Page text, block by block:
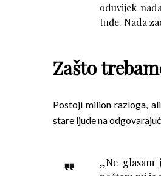
oduvijek
tuđe. Nada
Zašto
Postoji milion razloga,
stare ljude na
„Ne glasam